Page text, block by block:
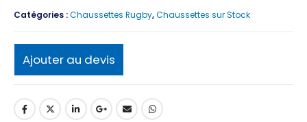
Catégories :Chaussettes Rugby,Chaussettes sur Stock
Ajouter au devis